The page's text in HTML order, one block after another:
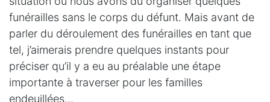
funérailles sans le corps du défunt. Mais avant de
parler du déroulement des funérailles en tant que
tel, j’aimerais prendre quelques instants pour
préciser qu’il y a eu au préalable une étape
importante à traverser pour les familles
endeuillées...